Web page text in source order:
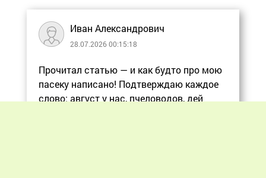
Иван Александрович
28.07.2026 00:15:18
Прочитал статью — и как будто про мою
пасеку написано! Подтверждаю каждое
слово: август у нас, пчеловодов, дей